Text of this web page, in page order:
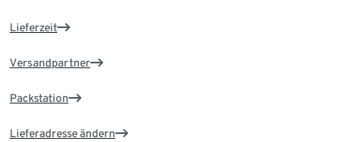
Lieferzeit
Versandpartner
Packstation
Lieferadresse ändern